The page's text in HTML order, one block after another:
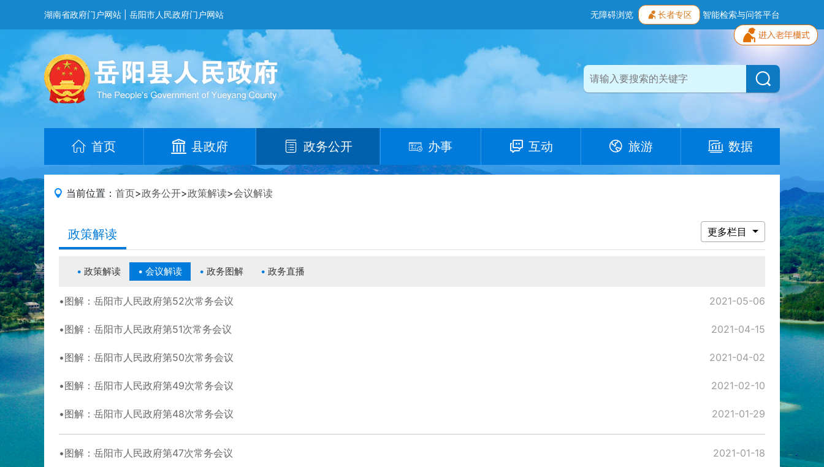
湖南省政府门户网站 岳阳市人民政府门户网站 无障碍浏览 长者专区 智能检索与问答平台
首页 县政府 政务公开 办事 互动 旅游 数据
当前位置： 首页>政务公开>政策解读>会议解读
政策解读 更多栏目
政策解读 会议解读 政务图解 政务直播
图解：岳阳市人民政府第52次常务会议 2021-05-06
图解：岳阳市人民政府第51次常务会议 2021-04-15
图解：岳阳市人民政府第50次常务会议 2021-04-02
图解：岳阳市人民政府第49次常务会议 2021-02-10
图解：岳阳市人民政府第48次常务会议 2021-01-29
图解：岳阳市人民政府第47次常务会议 2021-01-18